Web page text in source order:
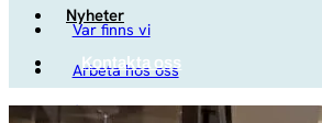
Var finns vi
Arbeta hos oss
Studenter
Nyheter
Kontakta oss